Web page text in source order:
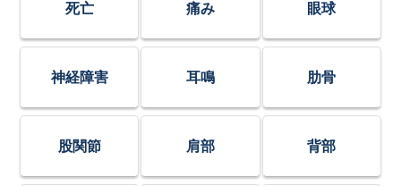
死亡 痛み 眼球
神経障害 耳鳴 肋骨
股関節 肩部 背部